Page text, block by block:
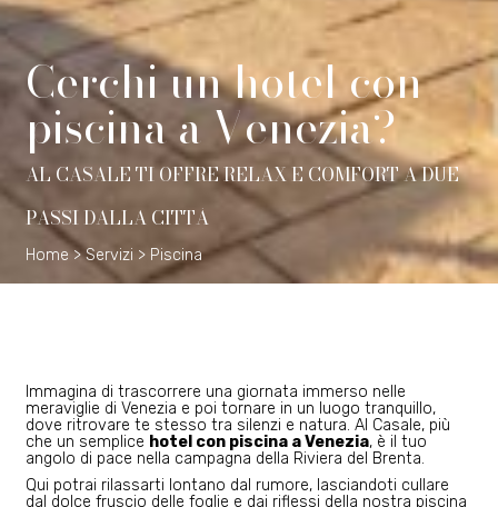
Cerchiunhotel con
piscinaa Venezia?
AL CASALE TIOFFRERELAX E COMFORTADUE
PASSIDALLA CITTÀ
Home >Servizi > Piscina
Immagina di trascorrere una giornata immerso nelle
meraviglie di Venezia e poi tornare in un luogo tranquillo,
dove ritrovare te stesso tra silenzi e natura. Al Casale, più
che un semplice hotel con piscina a Venezia, è il tuo
angolo di pace nella campagna della Riviera del Brenta.
Qui potrai rilassarti lontano dal rumore, lasciandoti cullare
dal dolce fruscio delle foglie e dai riflessi della nostra piscina